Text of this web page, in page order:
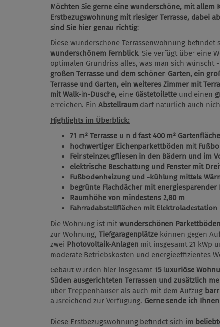
Möchten Sie gerne eine wunderschöne, mit
Erstbezugswohnung mit riesiger Terrasse, dabei
sind Sie hier genau richtig:
Diese wunderschöne Terrassenwohnung befindet
wunderschönem Fernblick. Sie verfügt über eine
optimalen Grundriss alles, was man sich wünscht
großen Terrasse und dem schönen Garten, ein
Terrasse und Garten, ein weiteres Zimmer mit
mit Walk-in-Dusche, eine Gästetoilette und einen
erreichen. Ein Abstellraum darf natürlich auch
Highlights im Überblick:
71 m² Terrasse u n d fast 400 m² Gartenfläche
hochwertiger Eichenparkettböden mit
Feinsteinzeugfliesen in den Bädern und im
elektrische Beschattung und Fenster mit
Fußbodenheizung und -kühlung mittels
begrünte Flachdächer mit
Raumhöhe von mindestens 2,80 m
Fahrradabstellflächen mit Elektroladestation
Die Wohnung ist mit wunderschönen
zur Wohnung, Tiefgaragenplätze können gegen
zwei Photovoltaik-Anlagen mit insgesamt 21 kWp
moderate Betriebskosten und energieeffizientes
Gebaut wurden hier insgesamt 15 luxuriöse
Süden ausgerichteten Terrassen und zusätzlich
über Treppenhäuser als auch mit dem Aufzug
ausreichend zur Verfügung. Gerne sende ich
Diese Erstbezugswohnung befindet sich im